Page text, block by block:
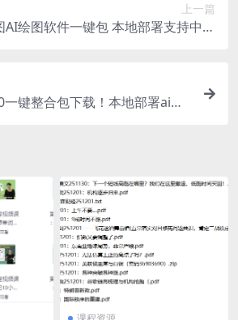
上一篇
绘图软件一键包 本地部署支持中文
键整合包下载！本地部署ai视